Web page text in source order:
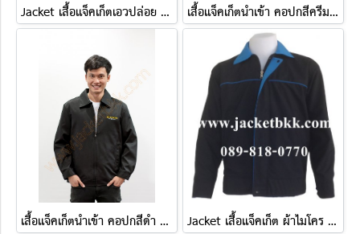
Jacket เสื้อแจ็คเก็ตเอวปล่อย ( แบบ A ) เสื้อแจ็คเก็ตนำเข้า คอปกสีครีม ปักกรุงเทพมหานคร
เสื้อแจ็คเก็ตนำเข้า คอปกสีดำ ปักHollywood Jacket เสื้อแจ็คเก็ต ผ้าไมโคร ตัดต่อสองด้าน ดำปกฟ้า-ฟ้าปกดำ